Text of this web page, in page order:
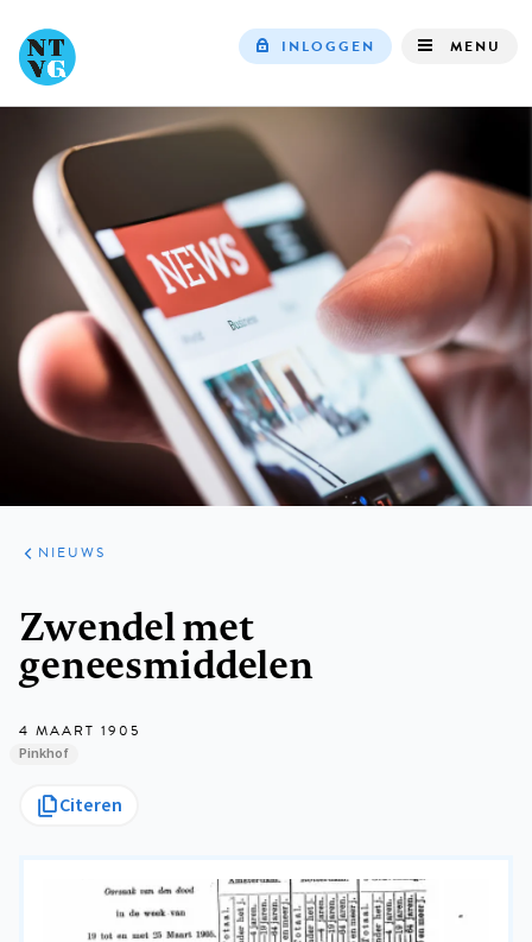
INLOGGEN MENU
ARTIKELEN
HET
KORT
NIEUWS
Zwendel met
geneesmiddelen
4 MAART 1905
Pinkhof
Citeren